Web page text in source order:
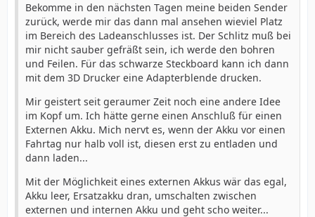
Bekomme in den nächsten Tagen meine beiden Sender
zurück, werde mir das dann mal ansehen wieviel Platz
im Bereich des Ladeanschlusses ist. Der Schlitz muß bei
mir nicht sauber gefräßt sein, ich werde den bohren
und Feilen. Für das schwarze Steckboard kann ich dann
mit dem 3D Drucker eine Adapterblende drucken.
Mir geistert seit geraumer Zeit noch eine andere Idee
im Kopf um. Ich hätte gerne einen Anschluß für einen
Externen Akku. Mich nervt es, wenn der Akku vor einen
Fahrtag nur halb voll ist, diesen erst zu entladen und
dann laden...
Mit der Möglichkeit eines externen Akkus wär das egal,
Akku leer, Ersatzakku dran, umschalten zwischen
externen und internen Akku und geht scho weiter...